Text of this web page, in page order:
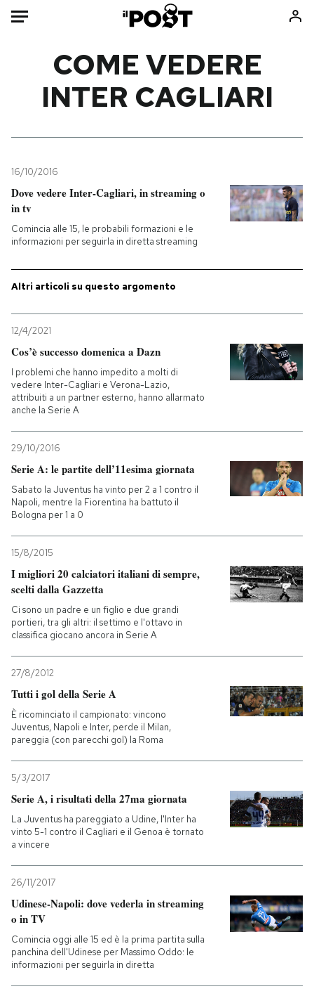
HOME
Mondo
Tecnologia
Internet
Cultura
Sport
Libri
Ok Boomer!
Europa
NEWSLETTER
I MIEI PREFERITI
SHOP
AREA PERSONALE
COME VEDERE
INTER CAGLIARI
16/10/2016
Dove vedere Inter-Cagliari, in streaming o
in tv
Comincia alle 15, le probabili formazioni e le
informazioni per seguirla in diretta streaming
Altri articoli su questo argomento
12/4/2021
Cos’è successo domenica a Dazn
I problemi che hanno impedito a molti di
vedere Inter-Cagliari e Verona-Lazio,
attribuiti a un partner esterno, hanno allarmato
anche la Serie A
29/10/2016
Serie A: le partite dell’11esima giornata
Sabato la Juventus ha vinto per 2 a 1 contro il
Napoli, mentre la Fiorentina ha battuto il
Bologna per 1 a 0
15/8/2015
I migliori 20 calciatori italiani di sempre,
scelti dalla Gazzetta
Ci sono un padre e un figlio e due grandi
portieri, tra gli altri: il settimo e l'ottavo in
classifica giocano ancora in Serie A
27/8/2012
Tutti i gol della Serie A
È ricominciato il campionato: vincono
Juventus, Napoli e Inter, perde il Milan,
pareggia (con parecchi gol) la Roma
5/3/2017
Serie A, i risultati della 27ma giornata
La Juventus ha pareggiato a Udine, l'Inter ha
vinto 5-1 contro il Cagliari e il Genoa è tornato
a vincere
26/11/2017
Udinese-Napoli: dove vederla in streaming
o in TV
Comincia oggi alle 15 ed è la prima partita sulla
panchina dell'Udinese per Massimo Oddo: le
informazioni per seguirla in diretta